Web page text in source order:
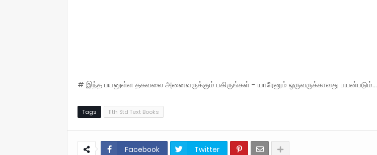
# இந்த பயனுள்ள தகவலை அனைவருக்கும் பகிருங்கள் - யாரேனும் ஒருவருக்காவது பயன்படும்...
Tags 11th Std Text Books
Facebook Twitter